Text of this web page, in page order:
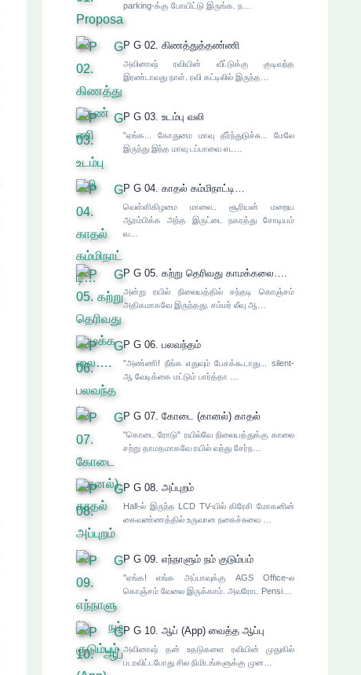
parking-க்கு போயிட்டு இருங்க. ந…
P G 02. கிணத்துத்தண்ணி
அவினாஷ் ரவியின் வீட்டுக்கு குடிவந்த
இரண்டாவது நாள். ரவி கட்டிலில் இருந்த…
P G 03. உடம்பு வலி
"ஏங்க... கோதுமை மாவு தீர்ந்துடுச்சு... மேலே
இருந்து இந்த மாவு டப்பாவை எட…
P G 04. காதல் கம்மிநாட்டி…
வெள்ளிகிழமை மாலை.. சூரியன் மறைய
ஆரம்பிக்க அந்த இருட்டை நகரத்து சோடியம்
வ…
P G 05. கற்று தெரிவது காமக்கலை….
அன்று ரயில் நிலையத்தில் சந்தடி கொஞ்சம்
அதிகமாகவே இருந்தது. சம்மர் லீவு ஆ…
P G 06. பலவந்தம்
"அண்ணி! நீங்க எதுவும் பேசக்கூடாது... silent-
ஆ வேடிக்கை மட்டும் பார்த்தா …
P G 07. கோடை (கானல்) காதல்
"கொடை ரோடு" ரயில்வே நிலையத்துக்கு காலை
சற்று தாமதமாகவே ரயில் வந்து சேர்ந…
P G 08. அப்புறம்
Hall-ல் இருந்த LCD TV-யில் கிரேசி மோகனின்
கைவண்ணத்தில் உருவான நகைச்சுவை …
P G 09. எந்நாளும் நம் குடும்பம்
"ஏங்க! எங்க அப்பாவுக்கு AGS Office-ல
கொஞ்சம் வேலை இருக்காம். அவரோட Pensi…
P G 10. ஆப் (App) வைத்த ஆப்பு
அவினாஷ் தன் உதடுகளை ரவியின் முதுகில்
படரவிட்டபோது சில நிமிடங்களுக்கு முன…